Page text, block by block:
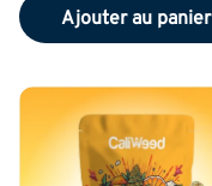
Ajouter au panier